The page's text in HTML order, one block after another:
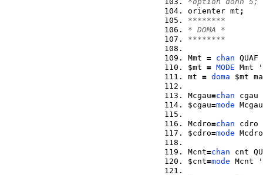
orienter mt ;
********
* DOMA *
********
Mmt = chan
$mt = MODE Mmt
mt = doma $mt
Mcgau=chan cgau
$cgau=mode
Mcdro=chan cdro
$cdro=mode
Mcnt=chan cnt
$cnt=mode Mcnt